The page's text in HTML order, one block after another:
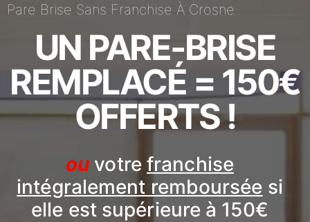
Pare Brise Sans Franchise À Crosne
UN PARE-BRISE
REMPLACÉ = 150€
OFFERTS !
ou votre franchise
intégralement remboursée si
elle est supérieure à 150€